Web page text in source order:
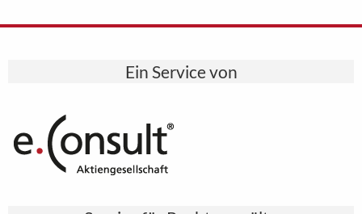
Ein Service von